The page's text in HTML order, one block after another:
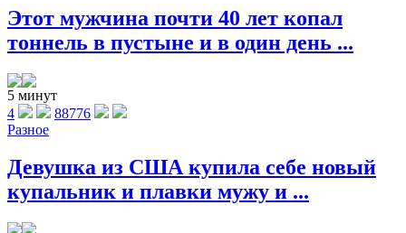
Этот мужчина почти 40 лет копал
тоннель в пустыне и в один день ...
5 минут
4
88776
Разное
Девушка из США купила себе новый
купальник и плавки мужу и ...